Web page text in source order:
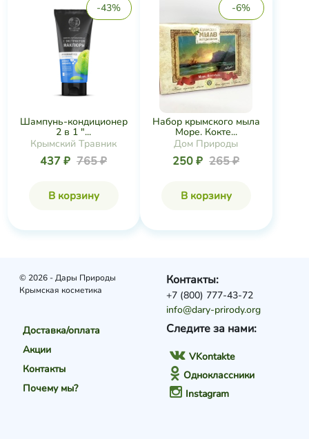
-43%
Шампунь-кондиционер
2 в 1 "...
Крымский Травник
437 ₽ 765 ₽
В корзину
-6%
Набор крымского мыла
Море. Кокте...
Дом Природы
250 ₽ 265 ₽
В корзину
© 2026 - Дары Природы
Крымская косметика
Доставка/оплата
Акции
Контакты
Почему мы?
Следите за нами:
VKontakte
Одноклассники
Instagram
Контакты:
+7 (800) 777-43-72
info@dary-prirody.org